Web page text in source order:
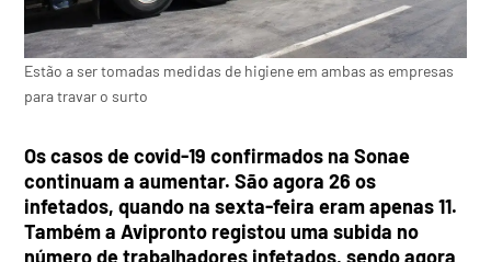
Estão a ser tomadas medidas de higiene em ambas as empresas
para travar o surto
Os casos de covid-19 confirmados na Sonae
continuam a aumentar. São agora 26 os
infetados, quando na sexta-feira eram apenas 11.
Também a Avipronto registou uma subida no
número de trabalhadores infetados, sendo agora